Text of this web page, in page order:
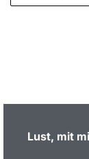
Lust, mit